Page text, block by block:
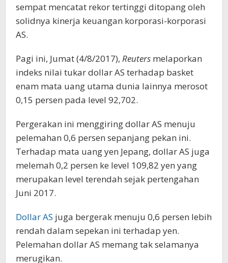
sempat mencatat rekor tertinggi ditopang oleh
solidnya kinerja keuangan korporasi-korporasi
AS.
Pagi ini, Jumat (4/8/2017), Reuters melaporkan
indeks nilai tukar dollar AS terhadap basket
enam mata uang utama dunia lainnya merosot
0,15 persen pada level 92,702.
Pergerakan ini menggiring dollar AS menuju
pelemahan 0,6 persen sepanjang pekan ini.
Terhadap mata uang yen Jepang, dollar AS juga
melemah 0,2 persen ke level 109,82 yen yang
merupakan level terendah sejak pertengahan
Juni 2017.
Dollar AS juga bergerak menuju 0,6 persen lebih
rendah dalam sepekan ini terhadap yen.
Pelemahan dollar AS memang tak selamanya
merugikan.